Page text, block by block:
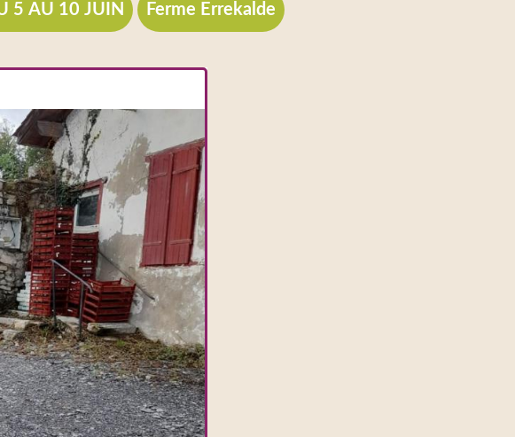
5 AU 10 JUIN Ferme Errekalde